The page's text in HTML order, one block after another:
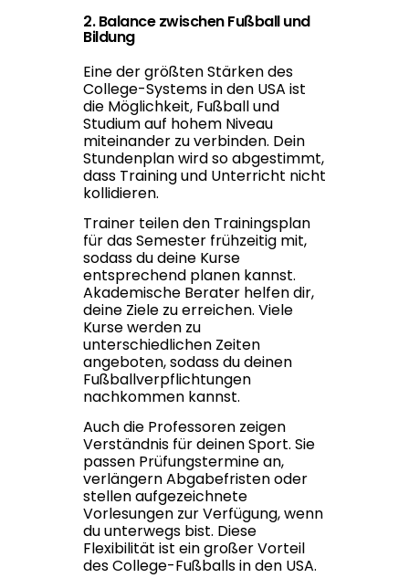
2. Balance zwischen Fußball und
Bildung
Eine der größten Stärken des
College-Systems in den USA ist
die Möglichkeit, Fußball und
Studium auf hohem Niveau
miteinander zu verbinden. Dein
Stundenplan wird so abgestimmt,
dass Training und Unterricht nicht
kollidieren.
Trainer teilen den Trainingsplan
für das Semester frühzeitig mit,
sodass du deine Kurse
entsprechend planen kannst.
Akademische Berater helfen dir,
deine Ziele zu erreichen. Viele
Kurse werden zu
unterschiedlichen Zeiten
angeboten, sodass du deinen
Fußballverpflichtungen
nachkommen kannst.
Auch die Professoren zeigen
Verständnis für deinen Sport. Sie
passen Prüfungstermine an,
verlängern Abgabefristen oder
stellen aufgezeichnete
Vorlesungen zur Verfügung, wenn
du unterwegs bist. Diese
Flexibilität ist ein großer Vorteil
des College-Fußballs in den USA.